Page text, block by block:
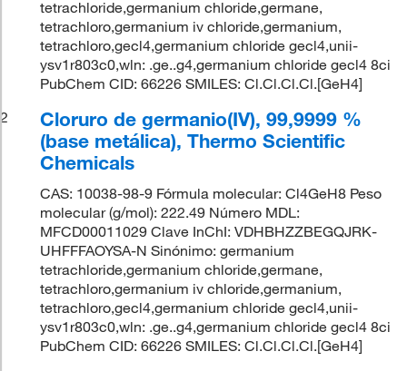
tetrachloride,germanium chloride,germane,
tetrachloro,germanium iv chloride,germanium,
tetrachloro,gecl4,germanium chloride gecl4,unii-
ysv1r803c0,wln: .ge..g4,germanium chloride gecl4 8ci
PubChem CID: 66226 SMILES: Cl.Cl.Cl.Cl.[GeH4]
2
Cloruro de germanio(IV), 99,9999 %
(base metálica), Thermo Scientific
Chemicals
CAS: 10038-98-9 Fórmula molecular: Cl4GeH8 Peso
molecular (g/mol): 222.49 Número MDL:
MFCD00011029 Clave InChI: VDHBHZZBEGQJRK-
UHFFFAOYSA-N Sinónimo: germanium
tetrachloride,germanium chloride,germane,
tetrachloro,germanium iv chloride,germanium,
tetrachloro,gecl4,germanium chloride gecl4,unii-
ysv1r803c0,wln: .ge..g4,germanium chloride gecl4 8ci
PubChem CID: 66226 SMILES: Cl.Cl.Cl.Cl.[GeH4]